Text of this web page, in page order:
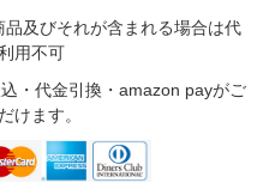
及びそれが含まれる場合は代
用不可
・代金引換・amazon payがご
けます。